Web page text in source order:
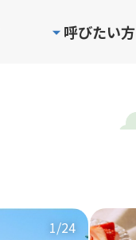
呼びたい方
1/24